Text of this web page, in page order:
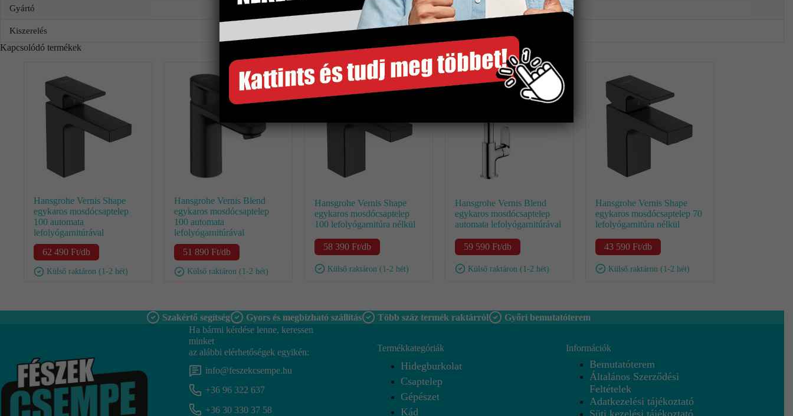
Gyártó Hansgrohe
Kiszerelés
Kapcsolódó termékek
Hansgrohe Vernis Shape
egykaros mosdócsaptelep
100 automata
lefolyógarnitúrával
62 490 Ft/db
Külső raktáron (1-2 hét)
Hansgrohe Vernis Blend
egykaros mosdócsaptelep
100 automata
lefolyógarnitúrával
51 890 Ft/db
Külső raktáron (1-2 hét)
Hansgrohe Vernis Shape
egykaros mosdócsaptelep
100 lefolyógarnitúra nélkül
58 390 Ft/db
Külső raktáron (1-2 hét)
Hansgrohe Vernis Blend
egykaros mosdócsaptelep
automata lefolyógarnitúrával
59 590 Ft/db
Külső raktáron (1-2 hét)
Hansgrohe Vernis Shape
egykaros mosdócsaptelep 70
lefolyógarnitúra nélkül
43 590 Ft/db
Külső raktáron (1-2 hét)
Szakértő segítség Gyors és megbízható szállítás Több száz termék raktárról
Győri bemutatóterem
Ha bármi kérdése lenne, keressen
minket
az alábbi elérhetőségek egyikén:
info@feszekcsempe.hu
+36 96 322 637
+36 30 330 37 58
Termékkategóriák
Hidegburkolat
Csaptelep
Gépészet
Kád
Információk
Bemutatóterem
Általános Szerződési
Feltételek
Adatkezelési tájékoztató
Süti kezelési tájékoztató